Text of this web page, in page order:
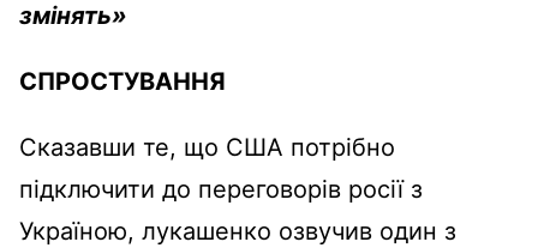
змінять»
СПРОСТУВАННЯ
Сказавши те, що США потрібно
підключити до переговорів росії з
Україною, лукашенко озвучив один з